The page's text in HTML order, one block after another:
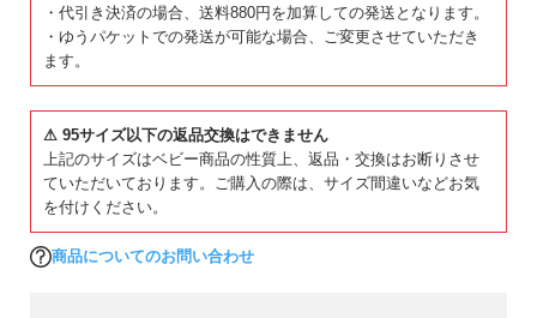
・代引き決済の場合、送料880円を加算しての発送となります。
・ゆうパケットでの発送が可能な場合、ご変更させていただき
ます。
⚠ 95サイズ以下の返品交換はできません
上記のサイズはベビー商品の性質上、返品・交換はお断りさせ
ていただいております。ご購入の際は、サイズ間違いなどお気
を付けください。
商品についてのお問い合わせ